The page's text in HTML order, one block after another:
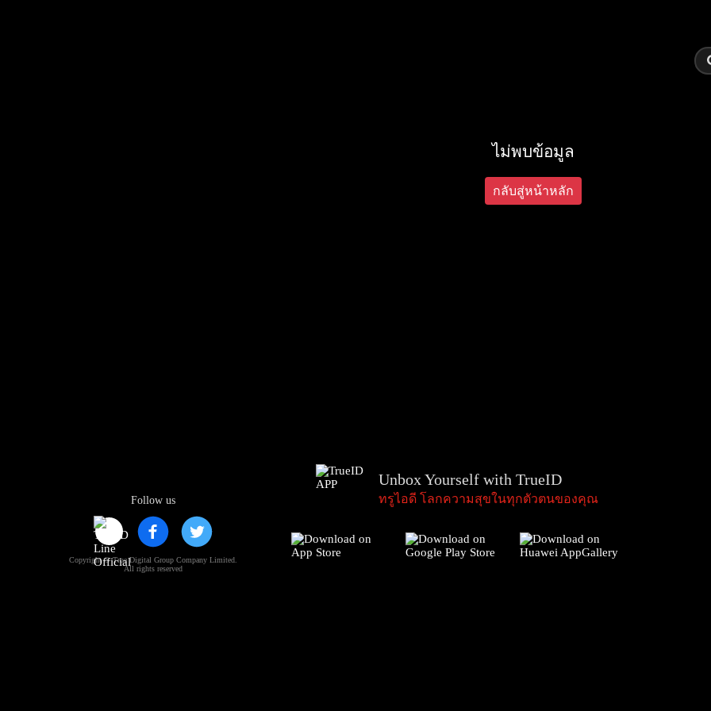
ไม่พบข้อมูล
กลับสู่หน้าหลัก
Follow us
Copyright © True Digital Group Company Limited.
All rights reserved
Unbox Yourself with TrueID
ทรูไอดี โลกความสุขในทุกตัวตนของคุณ